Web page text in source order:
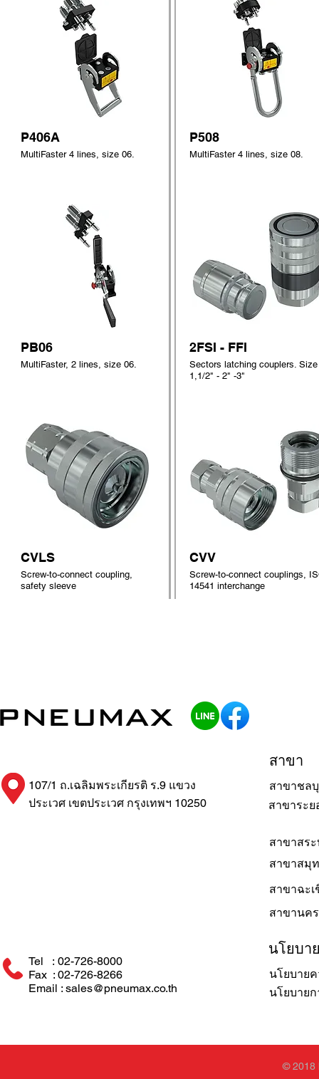
P406A
MultiFaster 4 lines, size 06.
P508
MultiFaster 4 lines, size 08.
2FSI - FFI
PB06
MultiFaster, 2 lines, size 06.
Sectors latching couplers. Size
1,1/2" - 2" -3"
Screw-to-connect couplings,
14541 interchange
Screw-to-connect coupling,
safety sleeve
CVV
CVLS
สาขาระย
107/1 ถ.เฉลิมพระเกียรติ ร.9 แขวง
ประเวศ เขตประเวศ กรุงเทพฯ 10250
สาขา
สาขาสร
สาขาชล
สาขาสมุ
สาขาฉะเ
สาขานค
Tel : 02-726-8000
Fax : 02-726-8266
Email : sales@pneumax.co.th
นโยบา
นโยบาย
นโยบาย
© 2018